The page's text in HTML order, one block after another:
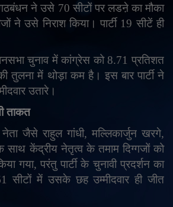
ने उसे 70 सीटों पर लडऩे का मौका
ने उसे निराश किया। पार्टी 19 सीटें ही
चुनाव में कांग्रेस को 8.71 प्रतिशत
तुलना में थोड़ा कम है। इस बार पार्टी ने
उतारे।
ताकत
नेता जैसे राहुल गांधी, मल्लिकार्जुन खरगे,
के साथ केंद्रीय नेतृत्व के तमाम दिग्गजों को
गया,परंतु पार्टी के चुनावी प्रदर्शन का
सीटों में उसके छह उम्मीदवार ही जीत